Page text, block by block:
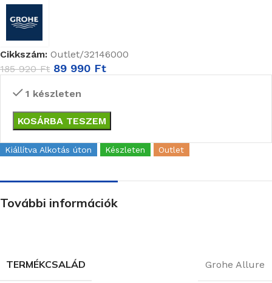
Cikkszám: Outlet/32146000
185 920Ft 89 990 Ft
1 készleten
KOSÁRBA TESZEM
Kiállítva Alkotás úton Készleten Outlet
További információk
TERMÉKCSALÁD Grohe Allure